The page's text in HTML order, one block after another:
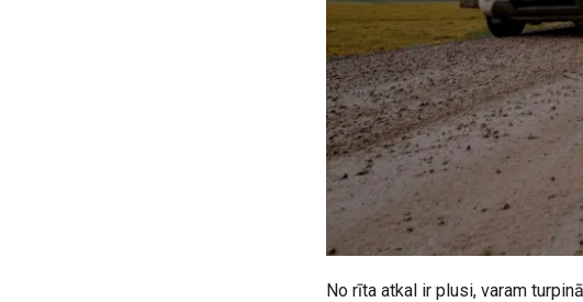
No rīta atkal ir plusi, varam